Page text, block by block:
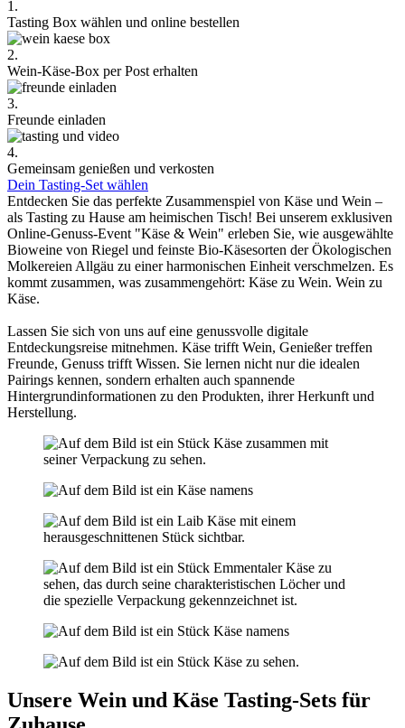
1.
Tasting Box wählen und online bestellen
2.
Wein-Käse-Box per Post erhalten
3.
Freunde einladen
4.
Gemeinsam genießen und verkosten
Dein Tasting-Set wählen
Entdecken Sie das perfekte Zusammenspiel von Käse und Wein –
als Tasting zu Hause am heimischen Tisch! Bei unserem exklusiven
Online-Genuss-Event "Käse & Wein" erleben Sie, wie ausgewählte
Bioweine von Riegel und feinste Bio-Käsesorten der Ökologischen
Molkereien Allgäu zu einer harmonischen Einheit verschmelzen. Es
kommt zusammen, was zusammengehört: Käse zu Wein. Wein zu
Käse.
Lassen Sie sich von uns auf eine genussvolle digitale
Entdeckungsreise mitnehmen. Käse trifft Wein, Genießer treffen
Freunde, Genuss trifft Wissen. Sie lernen nicht nur die idealen
Pairings kennen, sondern erhalten auch spannende
Hintergrundinformationen zu den Produkten, ihrer Herkunft und
Herstellung.
Unsere Wein und Käse Tasting-Sets für